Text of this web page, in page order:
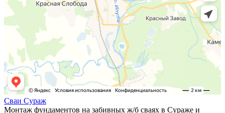
Сваи Сураж
Монтаж фундаментов на забивных ж/б сваях в Сураже и